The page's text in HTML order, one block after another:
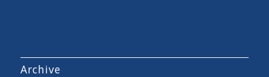
Archive